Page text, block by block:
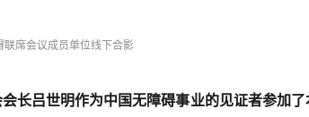
联席会议成员单位线下合影
长吕世明作为中国无障碍事业的见证者参加